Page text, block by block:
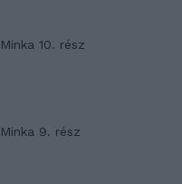
Minka 10. rész
Minka 9. rész